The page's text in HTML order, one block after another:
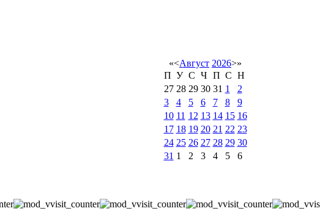
«<Август 2026>»
П У С Ч П С Н
27 28 29 30 31 1
2
3
4 5 6 7 8
9
10 11 12 13 14 15 16
17 18 19 20 21 22 23
24 25 26 27 28 29 30
31 1 2 3 4 5 6